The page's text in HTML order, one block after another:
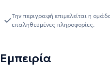
προληπτική αλλά και στην
οδοντιατρικό κέντρο
τεχνογνωσία και
Ιωάννης προσφέρει υπηρεσίες
Την περιγραφή επιμελείται η
επαληθευμένες πληροφορίες.
Εμπειρία